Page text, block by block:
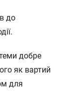
до
добре
як вартий
для